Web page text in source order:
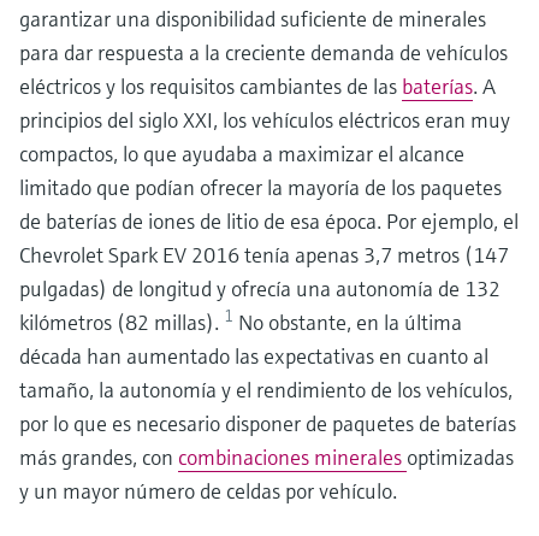
garantizar una disponibilidad suficiente de minerales
para dar respuesta a la creciente demanda de vehículos
eléctricos y los requisitos cambiantes de las baterías. A
principios del siglo XXI, los vehículos eléctricos eran muy
compactos, lo que ayudaba a maximizar el alcance
limitado que podían ofrecer la mayoría de los paquetes
de baterías de iones de litio de esa época. Por ejemplo, el
Chevrolet Spark EV 2016 tenía apenas 3,7 metros (147
pulgadas) de longitud y ofrecía una autonomía de 132
kilómetros (82 millas). 1 No obstante, en la última
década han aumentado las expectativas en cuanto al
tamaño, la autonomía y el rendimiento de los vehículos,
por lo que es necesario disponer de paquetes de baterías
más grandes, con combinaciones minerales optimizadas
y un mayor número de celdas por vehículo.